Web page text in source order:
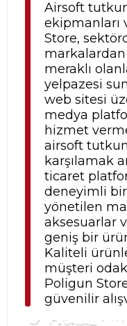
Airsoft
ekipmanları
Store,
markalardan
meraklı
yelpazesi
web sitesi
medya
hizmet
airsoft
karşılamak
ticaret
deneyimli
yönetilen
aksesuarlar
geniş bir
Kaliteli
müşteri
Poligun
güvenilir